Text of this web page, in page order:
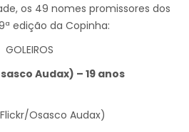
os 49 nomes promissores dos
edição da Copinha:
GOLEIROS
Audax) – 19 anos
Osasco Audax)